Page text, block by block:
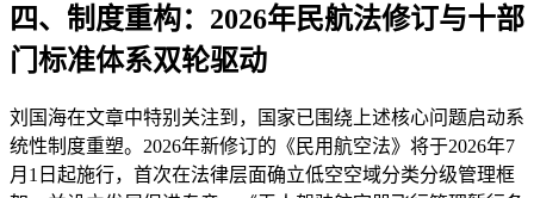
四、制度重构：2026年民航法修订与十部
门标准体系双轮驱动
刘国海在文章中特别关注到，国家已围绕上述核心问题启动系
统性制度重塑。2026年新修订的《民用航空法》将于2026年7
月1日起施行，首次在法律层面确立低空空域分类分级管理框